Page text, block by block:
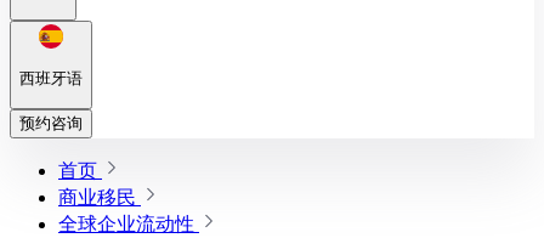
西班牙语
预约咨询
首页
商业移民
全球企业流动性